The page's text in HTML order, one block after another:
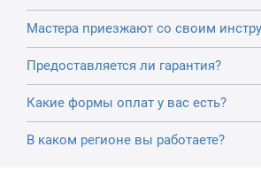
Мастера приезжают со своим
Предоставляется ли гарантия?
Какие формы оплат у вас есть?
В каком регионе вы работаете?